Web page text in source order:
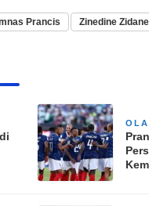
Prancis Zinedine Zidane